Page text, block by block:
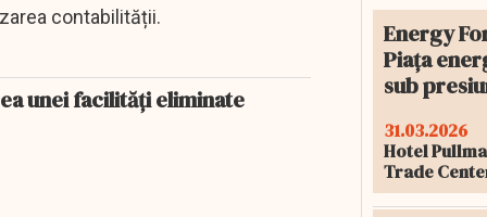
contabilității.
unei facilități eliminate
Energy
Piața
sub
31.03.2026
Hotel
Trade